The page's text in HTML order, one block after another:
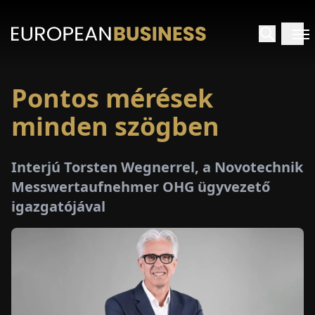
Pontos mérések
minden szögben
Interjú Torsten Wegnerrel, a Novotechnik
Messwertaufnehmer OHG ügyvezető
igazgatójával